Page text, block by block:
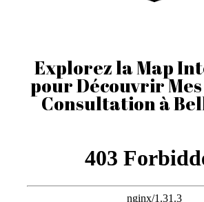
Explorez la Map
pour Découvrir
Consultation à